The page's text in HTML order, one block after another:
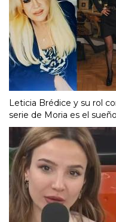
Leticia Brédice y su rol
serie de Moria es el